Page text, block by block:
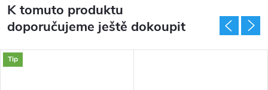
K tomuto produktu
doporučujeme ještě dokoupit
Tip